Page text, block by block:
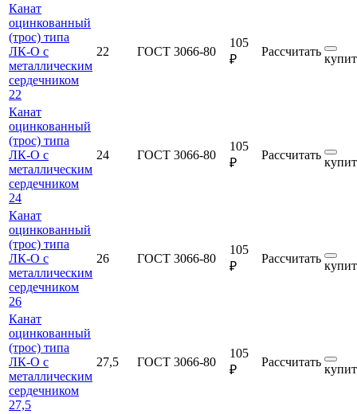
Канат
оцинкованный
(трос) типа
ЛК-О с
металлическим
сердечником
22
22 ГОСТ 3066-80
105
₽
Рассчитать
Канат
оцинкованный
(трос) типа
ЛК-О с
металлическим
сердечником
24
24 ГОСТ 3066-80
105
₽
Рассчитать
Канат
оцинкованный
(трос) типа
ЛК-О с
металлическим
сердечником
26
26 ГОСТ 3066-80
105
₽
Рассчитать
Канат
оцинкованный
(трос) типа
ЛК-О с
металлическим
сердечником
27,5
27,5 ГОСТ 3066-80
105
₽
Рассчитать